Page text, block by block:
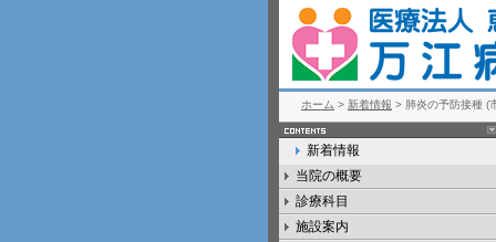
ホーム > 新着情報 > 肺炎の予防接種 (
新着情報
当院の概要
診療科目
施設案内